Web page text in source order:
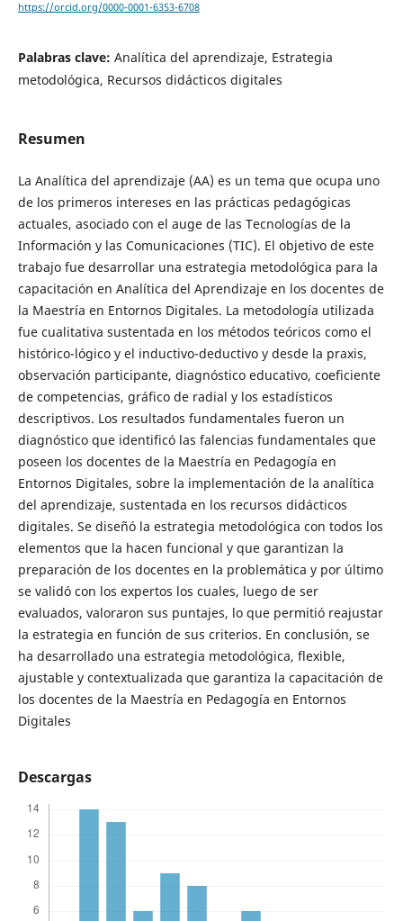
https://orcid.org/0000-0001-6353-6708
Palabras clave: Analítica del aprendizaje, Estrategia
metodológica, Recursos didácticos digitales
Resumen
La Analítica del aprendizaje (AA) es un tema que ocupa uno
de los primeros intereses en las prácticas pedagógicas
actuales, asociado con el auge de las Tecnologías de la
Información y las Comunicaciones (TIC). El objetivo de este
trabajo fue desarrollar una estrategia metodológica para la
capacitación en Analítica del Aprendizaje en los docentes de
la Maestría en Entornos Digitales. La metodología utilizada
fue cualitativa sustentada en los métodos teóricos como el
histórico-lógico y el inductivo-deductivo y desde la praxis,
observación participante, diagnóstico educativo, coeficiente
de competencias, gráfico de radial y los estadísticos
descriptivos. Los resultados fundamentales fueron un
diagnóstico que identificó las falencias fundamentales que
poseen los docentes de la Maestría en Pedagogía en
Entornos Digitales, sobre la implementación de la analítica
del aprendizaje, sustentada en los recursos didácticos
digitales. Se diseñó la estrategia metodológica con todos los
elementos que la hacen funcional y que garantizan la
preparación de los docentes en la problemática y por último
se validó con los expertos los cuales, luego de ser
evaluados, valoraron sus puntajes, lo que permitió reajustar
la estrategia en función de sus criterios. En conclusión, se
ha desarrollado una estrategia metodológica, flexible,
ajustable y contextualizada que garantiza la capacitación de
los docentes de la Maestría en Pedagogía en Entornos
Digitales
Descargas